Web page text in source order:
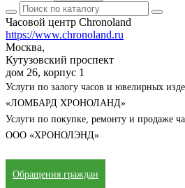
Часовой центр Chronoland
https://www.chronoland.ru
Москва,
Кутузовский проспект
дом 26, корпус 1
Услуги по залогу часов и ювелирных
«ЛОМБАРД ХРОНОЛАНД»
Услуги по покупке, ремонту и продаже
ООО «ХРОНОЛЭНД»
Обращения граждан